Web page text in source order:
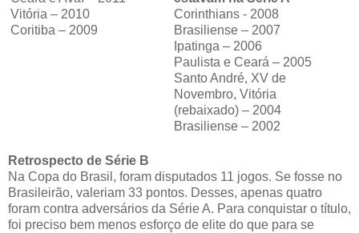
Vitória – 2010
Coritiba – 2009
Corinthians - 2008
Brasiliense – 2007
Ipatinga – 2006
Paulista e Ceará – 2005
Santo André, XV de
Novembro, Vitória
(rebaixado) – 2004
Brasiliense – 2002
Retrospecto de Série B
Na Copa do Brasil, foram disputados 11 jogos. Se fosse no
Brasileirão, valeriam 33 pontos. Desses, apenas quatro
foram contra adversários da Série A. Para conquistar o título,
foi preciso bem menos esforço de elite do que para se